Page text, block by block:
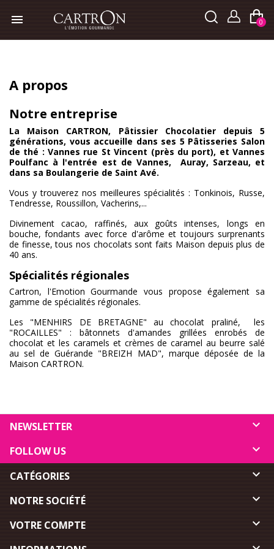
 0
A propos
Notre entreprise
La Maison CARTRON, Pâtissier Chocolatier depuis 5
générations, vous accueille dans ses 5 Pâtisseries Salon
de thé : Vannes rue St Vincent (près du port), et Vannes
Poulfanc à l'entrée est de Vannes, Auray, Sarzeau, et
dans sa Boulangerie de Saint Avé.
Vous y trouverez nos meilleures spécialités : Tonkinois, Russe,
Tendresse, Roussillon, Vacherins,...
Divinement cacao, raffinés, aux goûts intenses, longs en
bouche, fondants avec force d'arôme et toujours surprenants
de finesse, tous nos chocolats sont faits Maison depuis plus de
40 ans.
Spécialités régionales
Cartron, l'Emotion Gourmande vous propose également sa
gamme de spécialités régionales.
Les "MENHIRS DE BRETAGNE" au chocolat praliné, les
"ROCAILLES" : bâtonnets d'amandes grillées enrobés de
chocolat et les caramels et crèmes de caramel au beurre salé
au sel de Guérande "BREIZH MAD", marque déposée de la
Maison CARTRON.
NEWSLETTER 
FOLLOW US 
CATÉGORIES 
NOTRE SOCIÉTÉ 
VOTRE COMPTE 